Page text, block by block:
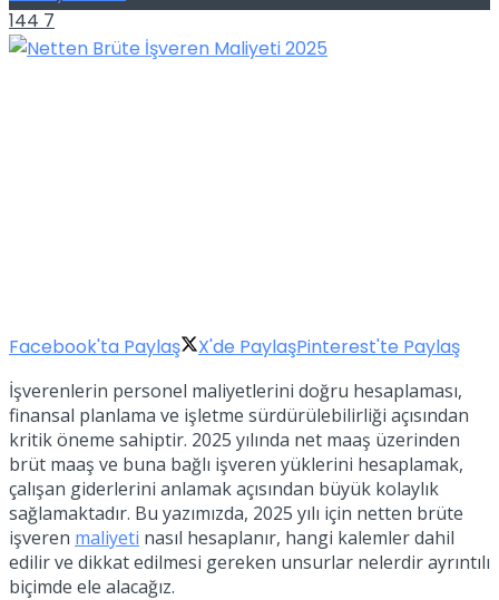
144 7
Facebook'ta Paylaş X'de PaylaşPinterest'te Paylaş
İşverenlerin personel maliyetlerini doğru hesaplaması,
finansal planlama ve işletme sürdürülebilirliği açısından
kritik öneme sahiptir. 2025 yılında net maaş üzerinden
brüt maaş ve buna bağlı işveren yüklerini hesaplamak,
çalışan giderlerini anlamak açısından büyük kolaylık
sağlamaktadır. Bu yazımızda, 2025 yılı için netten brüte
işveren maliyeti nasıl hesaplanır, hangi kalemler dahil
edilir ve dikkat edilmesi gereken unsurlar nelerdir ayrıntılı
biçimde ele alacağız.